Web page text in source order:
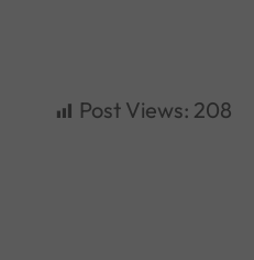
Post Views: 208